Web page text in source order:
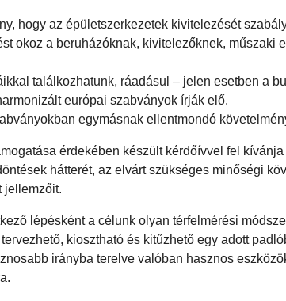
hogy az épületszerkezetek kivitelezését
okoz a beruházóknak, kivitelezőknek, műszaki
találkozhatunk, ráadásul – jelen esetben a
európai szabványok írják elő.
egymásnak ellentmondó
érdekében készült kérdőívvel fel
hátterét, az elvárt szükséges minőségi
jellemzőit.
lépésként a célunk olyan térfelmérési
kiosztható és kitűzhető egy adott
irányba terelve valóban hasznos